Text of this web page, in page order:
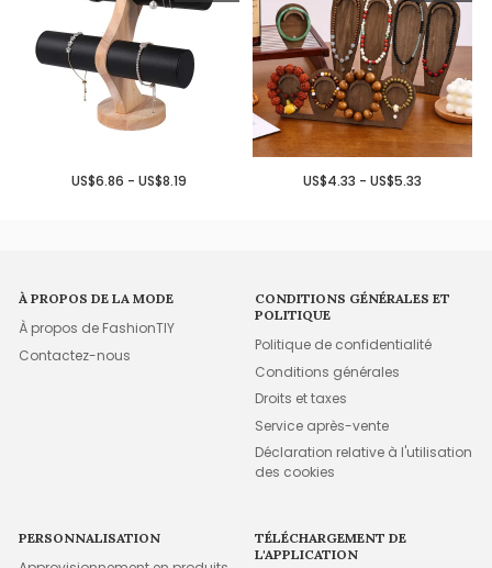
US$6.86 - US$8.19 US$4.33 - US$5.33
À PROPOS DE LA MODE
À propos de FashionTIY
Contactez-nous
CONDITIONS GÉNÉRALES ET
POLITIQUE
Politique de confidentialité
Conditions générales
Droits et taxes
Service après-vente
Déclaration relative à l'utilisation
des cookies
PERSONNALISATION
TÉLÉCHARGEMENT DE
L'APPLICATION